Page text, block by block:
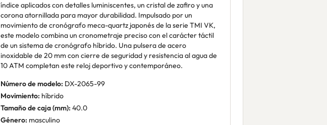
índice aplicados con detalles luminiscentes, un cristal de zafiro y una
corona atornillada para mayor durabilidad. Impulsado por un
movimiento de cronógrafo meca-quartz japonés de la serie TMI VK,
este modelo combina un cronometraje preciso con el carácter táctil
de un sistema de cronógrafo híbrido. Una pulsera de acero
inoxidable de 20 mm con cierre de seguridad y resistencia al agua de
10 ATM completan este reloj deportivo y contemporáneo.
Número de modelo: DX-2065-99
Movimiento: híbrido
Tamaño de caja (mm): 40.0
Género: masculino